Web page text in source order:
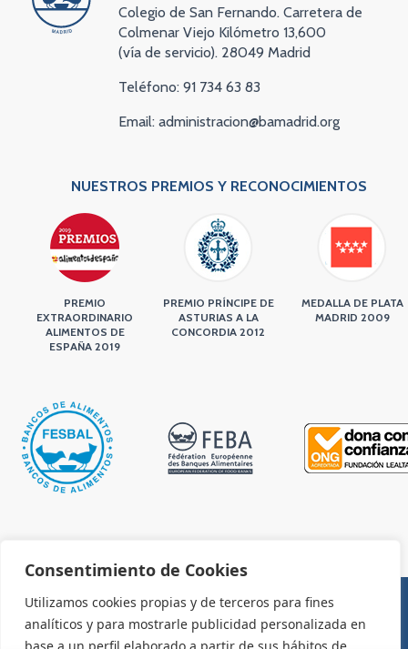
Consentimiento de Cookies
Utilizamos cookies propias y de terceros para fines
analíticos y para mostrarle publicidad personalizada en
Colegio de San Fernando. Carretera de
Colmenar Viejo Kilómetro 13,600
(vía de servicio). 28049 Madrid
Teléfono: 91 734 63 83
Email: administracion@bamadrid.org
NUESTROS PREMIOS Y RECONOCIMIENTOS
PREMIO
EXTRAORDINARIO
ALIMENTOS DE
ESPAÑA 2019
PREMIO PRÍNCIPE DE
ASTURIAS A LA
CONCORDIA 2012
MEDALLA DE PLATA
MADRID 2009
AVISO LEGAL Y CONDICIONES DE USO